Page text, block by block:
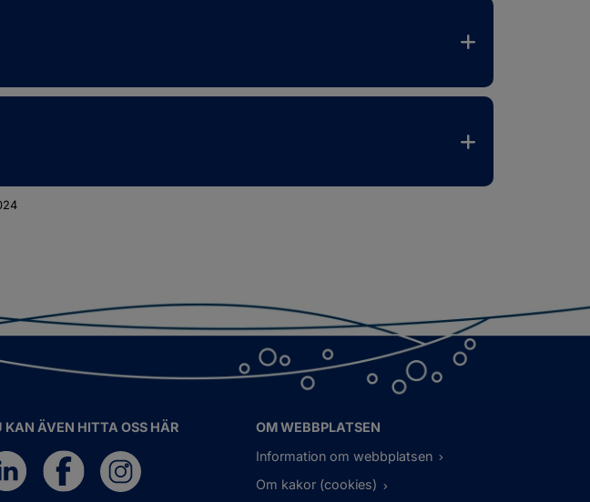
KAN ÄVEN HITTA OSS HÄR
OM WEBBPLATSEN
Information om webbplatsen
Om kakor (cookies)